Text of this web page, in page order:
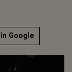
Google